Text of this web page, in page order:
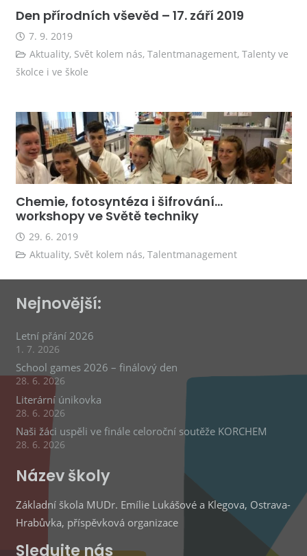
Den přírodních vševěd – 17. září 2019
7. 9. 2019
Aktuality, Svět kolem nás, Talentmanagement, Talenty ve
školce i ve škole
Chemie, fotosyntéza i šifrování…
workshopy ve Světě techniky
29. 6. 2019
Aktuality, Svět kolem nás, Talentmanagement
Nejnovější:
Letní přání 2026
1. 7. 2026
School games 2026 – finálový den
28. 6. 2026
Literární únikovka
28. 6. 2026
Naši žáci uspěli ve finále celoroční soutěže KORCHEM
28. 6. 2026
Název školy
Základní škola MUDr. Emílie Lukášové a Klegova, Ostrava-
Hrabůvka, příspěvková organizace
Sledujte nás